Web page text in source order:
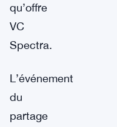
qu’offre
VC
Spectra.
L’événement
du
partage